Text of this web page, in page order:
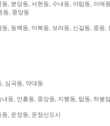
, 분당동, 서현동, 수내동, 야탑동, 이매
동, 중앙동
, 동백동, 마북동, 보라동, 신갈동, 중동,
심곡동, 약대동
동, 안흥동, 중앙동, 지행동, 탑동, 하봉
, 운정동, 운정신도시